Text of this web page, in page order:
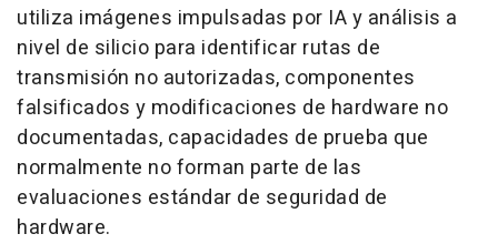
utiliza imágenes impulsadas por IA y análisis a
nivel de silicio para identificar rutas de
transmisión no autorizadas, componentes
falsificados y modificaciones de hardware no
documentadas, capacidades de prueba que
normalmente no forman parte de las
evaluaciones estándar de seguridad de
hardware.